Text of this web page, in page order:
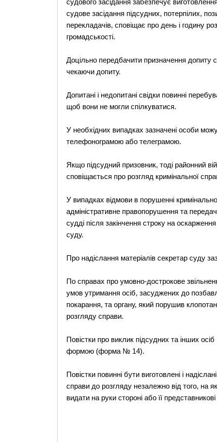
судового засідання забезпечує
судове засідання підсудних, потерпілих,
перекладачів, сповіщає про день і годину
громадськості.
Доцільно передбачити призначення допиту
чекаючи допиту.
Допитані і недопитані свідки повинні
щоб вони не могли спілкуватися.
У необхідних випадках зазначені особи
телефонограмою або телеграмою.
Якщо підсудний призовник, тоді районний
сповіщається про розгляд кримінальної
У випадках відмови в порушенні
адміністративне правопорушення та
судді після закінчення строку на
суду.
Про надіслання матеріалів секретар суду
По справах про умовно-дострокове
умов утримання осіб, засуджених до
покарання, та органу, який порушив
розгляду справи.
Повістки про виклик підсудних та інших
формою (форма № 14).
Повістки повинні бути виготовлені і
справи до розгляду незалежно від того, на
видати на руки стороні або її